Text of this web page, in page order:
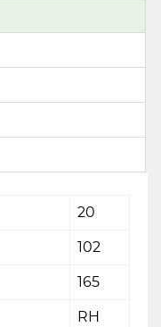
20
102
165
RH